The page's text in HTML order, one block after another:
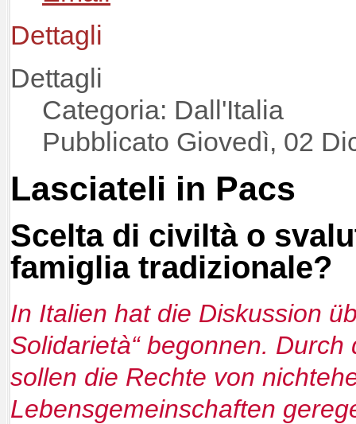
Dettagli
Dettagli
Categoria: Dall'Italia
Pubblicato Giovedì, 02
Lasciateli in Pacs
Scelta di civiltà o
famiglia tradizionale?
In Italien hat die Diskussion
Solidarietà“ begonnen.
sollen die Rechte von
Lebensgemeinschaften